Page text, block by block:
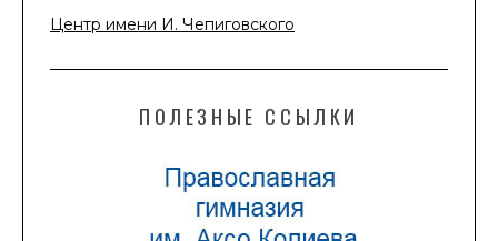
Центр имени И. Чепиговского
ПОЛЕЗНЫЕ ССЫЛКИ